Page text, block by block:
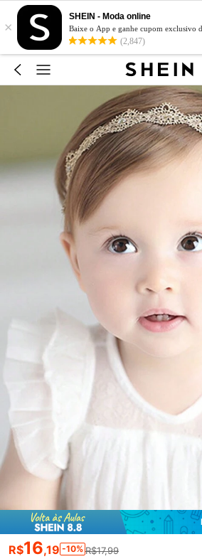
×
SHEIN - Moda online
Baixe o App e ganhe cupom exclusivo
(2,847)
R$16,19 -10% R$17,99